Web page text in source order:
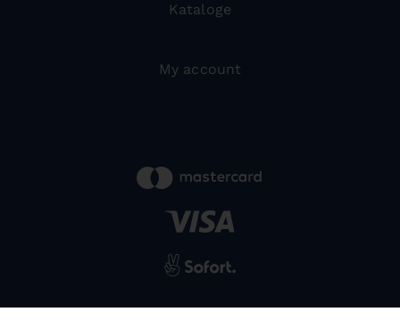
Kataloge
My account